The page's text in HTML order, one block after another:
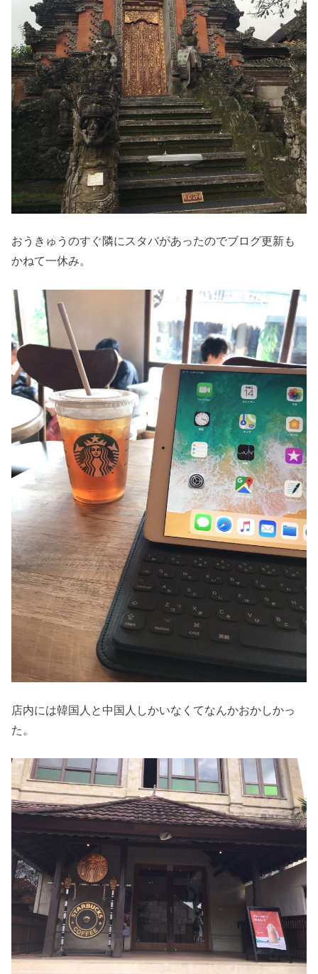
おうきゅうのすぐ隣にスタバがあったのでブログ更新も
かねて一休み。
店内には韓国人と中国人しかいなくてなんかおかしかっ
た。